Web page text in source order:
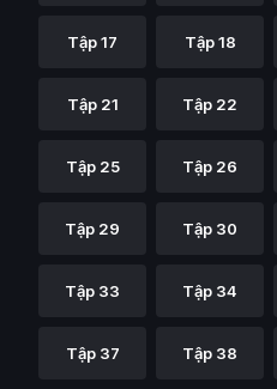
Tập 17 Tập 18
Tập 21 Tập 22
Tập 25 Tập 26
Tập 29 Tập 30
Tập 33 Tập 34
Tập 37 Tập 38